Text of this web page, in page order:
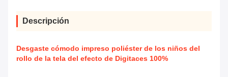
Descripción
Desgaste cómodo impreso poliéster de los niños del
rollo de la tela del efecto de Digitaces 100%